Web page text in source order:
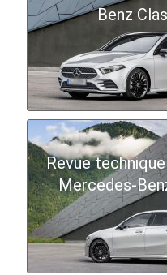
Benz
Revue
Mercedes-